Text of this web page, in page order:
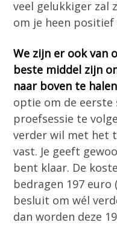
veel gelukkiger zal
om je heen positief
We zijn er ook van
beste middel zijn
naar boven te
optie om de eerste
proefsessie te
verder wil met het
vast. Je geeft
bent klaar. De
bedragen 197 euro
besluit om wél
dan worden deze